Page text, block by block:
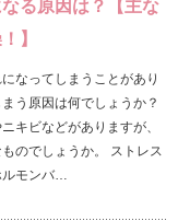
る原因は？【主な
】
なってしまうことがあり
う原因は何でしょうか？
キビなどがありますが、
のでしょうか。 ストレス
ルモンバ…